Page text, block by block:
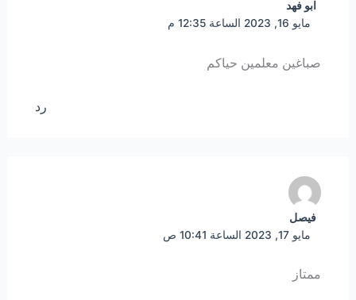
ابو فهد
مايو 16, 2023 الساعة 12:35 م
صباغين معلمين حياكم
رد
فيصل
مايو 17, 2023 الساعة 10:41 ص
ممتاز